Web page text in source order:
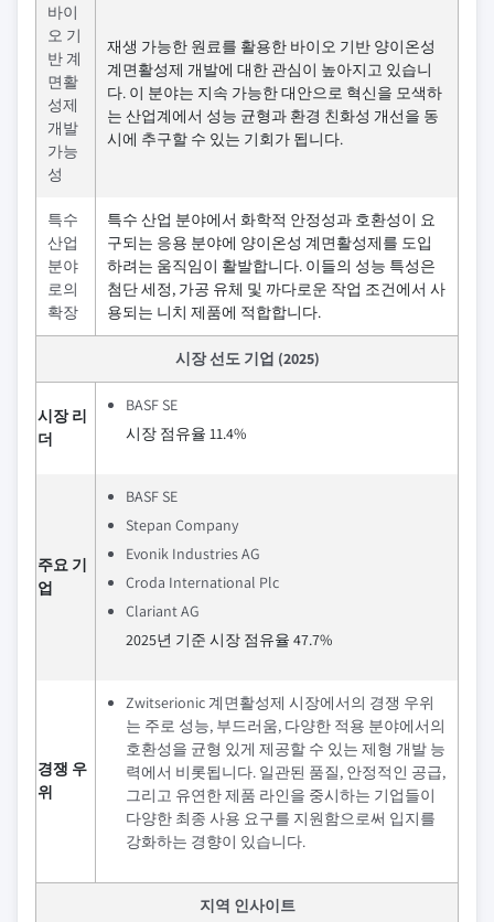
바이
오 기
반 계
면활
성제
개발
가능
성
재생 가능한 원료를 활용한 바이오 기반 양이온성
계면활성제 개발에 대한 관심이 높아지고 있습니
다. 이 분야는 지속 가능한 대안으로 혁신을 모색하
는 산업계에서 성능 균형과 환경 친화성 개선을 동
시에 추구할 수 있는 기회가 됩니다.
특수
산업
분야
로의
확장
특수 산업 분야에서 화학적 안정성과 호환성이 요
구되는 응용 분야에 양이온성 계면활성제를 도입
하려는 움직임이 활발합니다. 이들의 성능 특성은
첨단 세정, 가공 유체 및 까다로운 작업 조건에서 사
용되는 니치 제품에 적합합니다.
시장 선도 기업 (2025)
시장 리
더
BASF SE
시장 점유율 11.4%
주요 기
업
BASF SE
Stepan Company
Evonik Industries AG
Croda International Plc
Clariant AG
2025년 기준 시장 점유율 47.7%
경쟁 우
위
Zwitserionic 계면활성제 시장에서의 경쟁 우위
는 주로 성능, 부드러움, 다양한 적용 분야에서의
호환성을 균형 있게 제공할 수 있는 제형 개발 능
력에서 비롯됩니다. 일관된 품질, 안정적인 공급,
그리고 유연한 제품 라인을 중시하는 기업들이
다양한 최종 사용 요구를 지원함으로써 입지를
강화하는 경향이 있습니다.
지역 인사이트